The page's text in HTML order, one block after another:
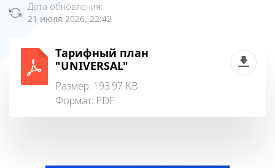
Дата обновления:
21 июля 2026, 22:42
Тарифный план
"UNIVERSAL"
Размер: 193.97 KB
Формат: PDF